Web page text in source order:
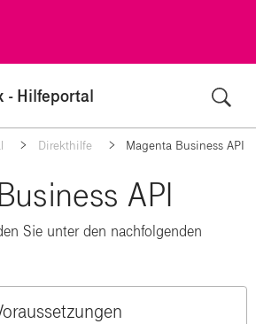
- Hilfeportal
Direkthilfe Magenta Business API
API
Sie unter den nachfolgenden